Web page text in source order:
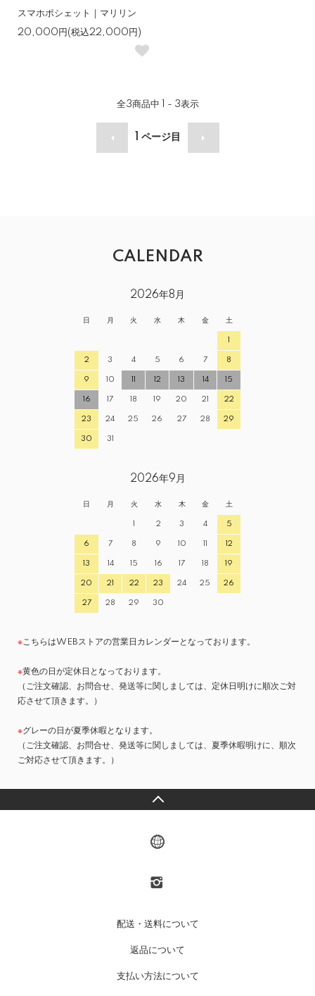
スマホポシェット｜マリリン
20,000円(税込22,000円)
全3商品中 1 - 3表示
ページ目
CALENDAR
2026年8月
日 月 火 水 木 金 土
1
2 3 4 5 6 7 8
9 10 11 12 13 14 15
16 17 18 19 20 21 22
23 24 25 26 27 28 29
30 31
2026年9月
日 月 火 水 木 金 土
1 2 3 4 5
6 7 8 9 10 11 12
13 14 15 16 17 18 19
20 21 22 23 24 25 26
27 28 29 30
※こちらはWEBストアの営業日カレンダーとなっております。
※黄色の日が定休日となっております。
（ご注文確認、お問合せ、発送等に関しましては、定休日明けに順次ご対
応させて頂きます。）
※グレーの日が夏季休暇となります。
（ご注文確認、お問合せ、発送等に関しましては、夏季休暇明けに、順次
ご対応させて頂きます。）
配送・送料について
返品について
支払い方法について